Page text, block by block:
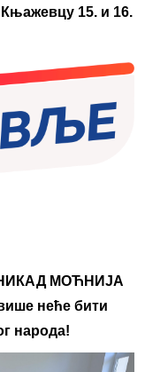
15. и 16.
МОЋНИЈА
неће бити
народа!